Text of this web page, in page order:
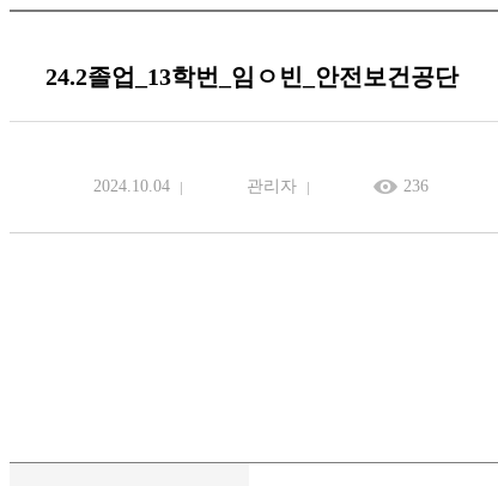
24.2졸업_13학번_임ㅇ빈_안전보건공단
2024.10.04 관리자 236